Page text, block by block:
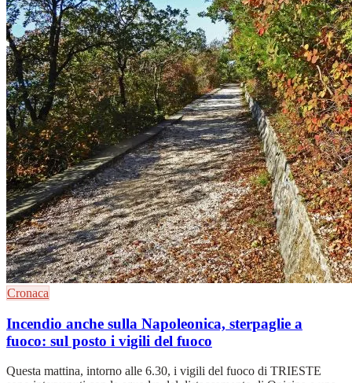
Cronaca
Incendio anche sulla Napoleonica, sterpaglie a
fuoco: sul posto i vigili del fuoco
Questa mattina, intorno alle 6.30, i vigili del fuoco di TRIESTE